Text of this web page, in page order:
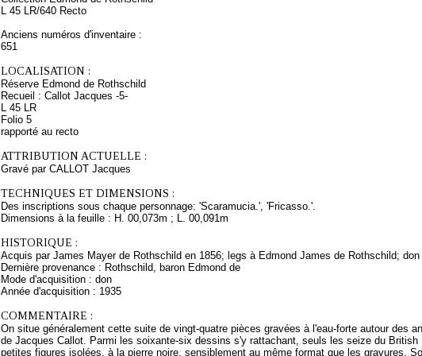
L 45 LR/640 Recto
Anciens numéros d'inventaire :
651
LOCALISATION :
Réserve Edmond de Rothschild
Recueil : Callot Jacques -5-
L 45 LR
Folio 5
rapporté au recto
ATTRIBUTION ACTUELLE :
Gravé par CALLOT Jacques
TECHNIQUES ET DIMENSIONS :
Des inscriptions sous chaque personnage: 'Scaramucia.', 'Fricasso.'.
Dimensions à la feuille : H. 00,073m ; L. 00,091m
HISTORIQUE :
Acquis par James Mayer de Rothschild en 1856; legs à Edmond James de Rothschild;
Dernière provenance : Rothschild, baron Edmond de
Mode d'acquisition : don
Année d'acquisition : 1935
COMMENTAIRE :
On situe généralement cette suite de vingt-quatre pièces gravées à l'eau-forte autour des
de Jacques Callot. Parmi les soixante-six dessins s'y rattachant, seuls les seize du
petites figures isolées, à la pierre noire, sensiblement au même format que les gravures.